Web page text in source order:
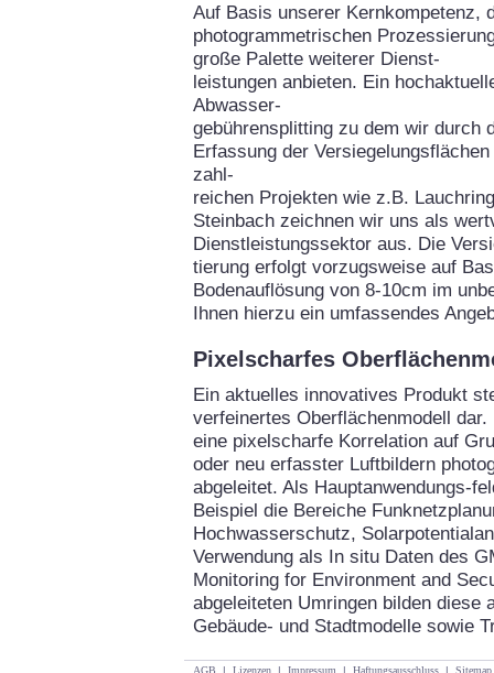
Auf Basis unserer Kernkompetenz,
photogrammetrischen
große Palette weiterer Dienst-
leistungen anbieten. Ein
Abwasser-
gebührensplitting zu dem wir durch
Erfassung der
zahl-
reichen Projekten wie z.B.
Steinbach zeichnen wir uns als
Dienstleistungssektor aus. Die
tierung erfolgt vorzugsweise auf
Bodenauflösung von 8-10cm im
Ihnen hierzu ein umfassendes
Pixelscharfes
Ein aktuelles innovatives Produkt
verfeinertes Oberflächenmodell
eine pixelscharfe Korrelation auf
oder neu erfasster Luftbildern
abgeleitet. Als Hauptanwendungs-
Beispiel die Bereiche
Hochwasserschutz,
Verwendung als In situ Daten des
Monitoring for Environment and
abgeleiteten Umringen bilden diese
Gebäude- und Stadtmodelle sowie
AGB | Lizenzen | Impressum | Haftungsausschluss | Sitemap